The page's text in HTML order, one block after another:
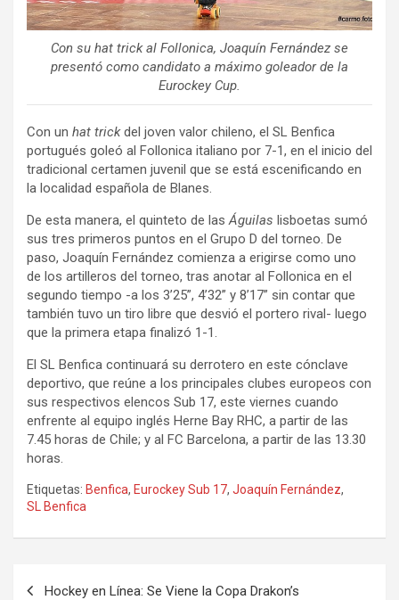
Con su hat trick al Follonica, Joaquín Fernández se
presentó como candidato a máximo goleador de la
Eurockey Cup.
Con un hat trickdel joven valor chileno, el SL Benfica
portugués goleó al Follonica italiano por 7-1, en el inicio del
tradicional certamen juvenil que se está escenificando en
la localidad española de Blanes.
De esta manera, el quinteto de lasÁguilas lisboetas sumó
sus tres primeros puntos en el Grupo D del torneo. De
paso, Joaquín Fernández comienza a erigirse como uno
de los artilleros del torneo, tras anotar al Follonica en el
segundo tiempo -a los 3’25”, 4’32” y 8’17” sin contar que
también tuvo un tiro libre que desvió el portero rival- luego
que la primera etapa finalizó 1-1.
El SL Benfica continuará su derrotero en este cónclave
deportivo, que reúne a los principales clubes europeos con
sus respectivos elencos Sub 17, este viernes cuando
enfrente al equipo inglés Herne Bay RHC, a partir de las
7.45 horas de Chile; y al FC Barcelona, a partir de las 13.30
horas.
Etiquetas: Benfica, Eurockey Sub 17, Joaquín Fernández,
SL Benfica
Hockey en Línea: Se Viene la Copa Drakon’s